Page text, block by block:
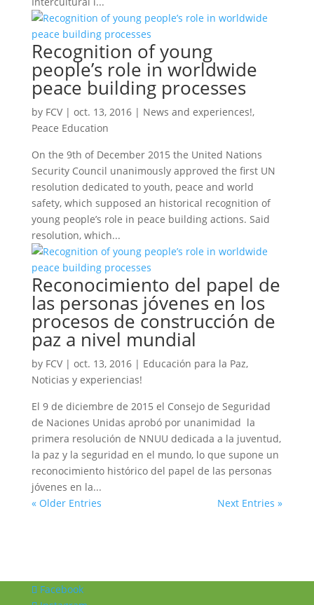
Recognition of young
people’s role in worldwide
peace building processes
by FCV| oct. 13, 2016| News and experiences!,
Peace Education
On the 9th of December 2015 the United Nations
Security Council unanimously approved the first UN
resolution dedicated to youth, peace and world
safety, which supposed an historical recognition of
young people’s role in peace building actions. Said
resolution, which...
Reconocimiento del papel de
las personas jóvenes en los
procesos de construcción de
paz a nivel mundial
by FCV| oct. 13, 2016| Educación para la Paz,
Noticias y experiencias!
El 9 de diciembre de 2015 el Consejo de Seguridad
de Naciones Unidas aprobó por unanimidad la
primera resolución de NNUU dedicada a la juventud,
la paz y la seguridad en el mundo, lo que supone un
reconocimiento histórico del papel de las personas
jóvenes en la...
« Older Entries
Next Entries »
Facebook